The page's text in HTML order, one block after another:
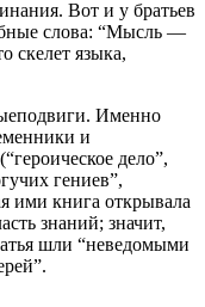
Вот и у братьев
слова: “Мысль —
скелет языка,
Именно
и
дело”,
гениев”,
ими книга открывала
знаний; значит,
шли “неведомыми